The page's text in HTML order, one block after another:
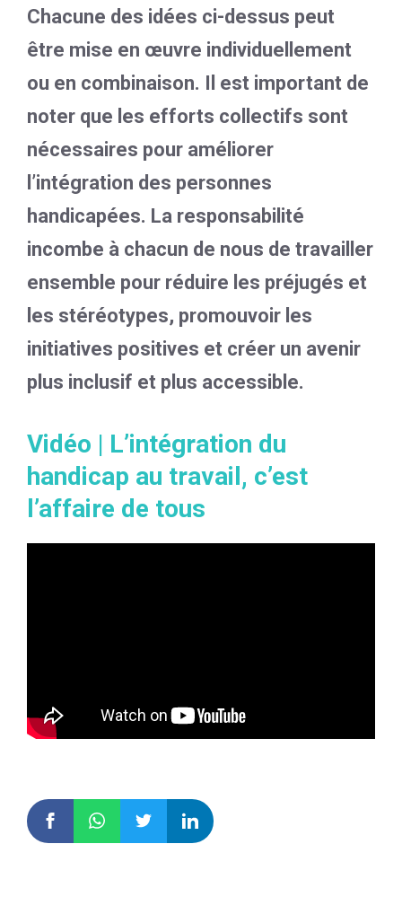
Chacune des idées ci-dessus peut
être mise en œuvre individuellement
ou en combinaison. Il est important de
noter que les efforts collectifs sont
nécessaires pour améliorer
l’intégration des personnes
handicapées. La responsabilité
incombe à chacun de nous de travailler
ensemble pour réduire les préjugés et
les stéréotypes, promouvoir les
initiatives positives et créer un avenir
plus inclusif et plus accessible.
Vidéo | L’intégration du
handicap au travail, c’est
l’affaire de tous